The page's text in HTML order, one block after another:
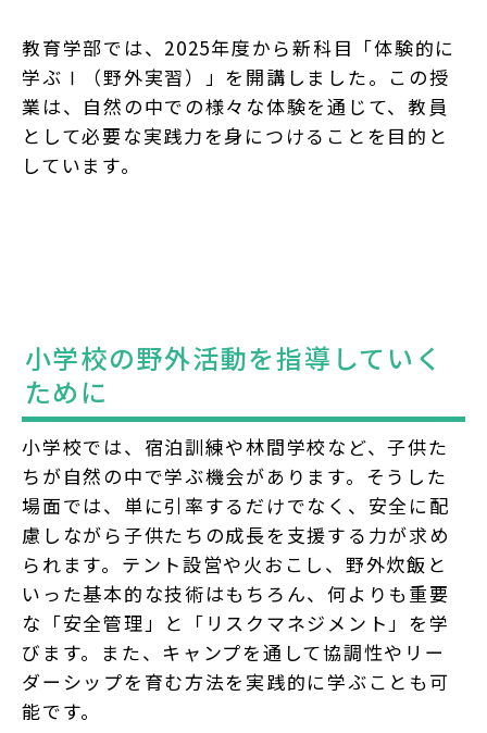
教育学部では、2025年度から新科目「体験的に
学ぶⅠ（野外実習）」を開講しました。この授
業は、自然の中での様々な体験を通じて、教員
として必要な実践力を身につけることを目的と
しています。
小学校の野外活動を指導していく
ために
小学校では、宿泊訓練や林間学校など、子供た
ちが自然の中で学ぶ機会があります。そうした
場面では、単に引率するだけでなく、安全に配
慮しながら子供たちの成長を支援する力が求め
られます。テント設営や火おこし、野外炊飯と
いった基本的な技術はもちろん、何よりも重要
な「安全管理」と「リスクマネジメント」を学
びます。また、キャンプを通して協調性やリー
ダーシップを育む方法を実践的に学ぶことも可
能です。